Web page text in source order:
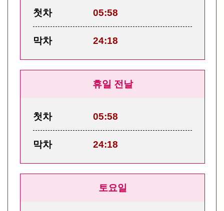
첫차 05:58
막차 24:18
휴일 전날
첫차 05:58
막차 24:18
토요일